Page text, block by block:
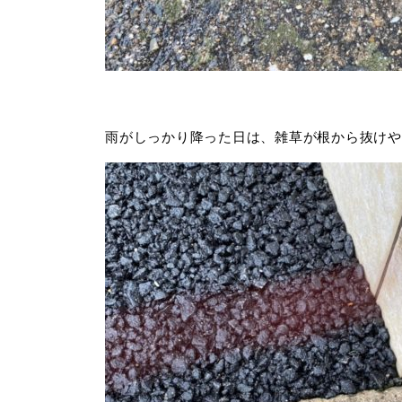
雨がしっかり降った日は、雑草が根から抜け